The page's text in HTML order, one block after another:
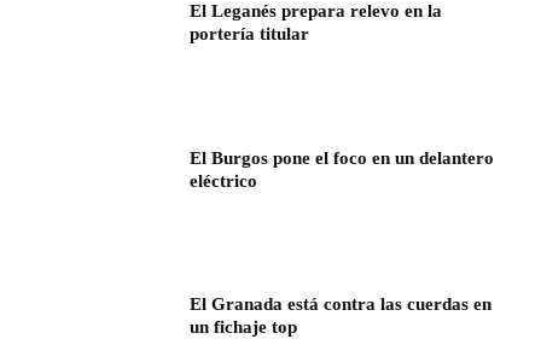
El Leganés prepara relevo en la
portería titular
El Burgos pone el foco en un delantero
eléctrico
El Granada está contra las cuerdas en
un fichaje top